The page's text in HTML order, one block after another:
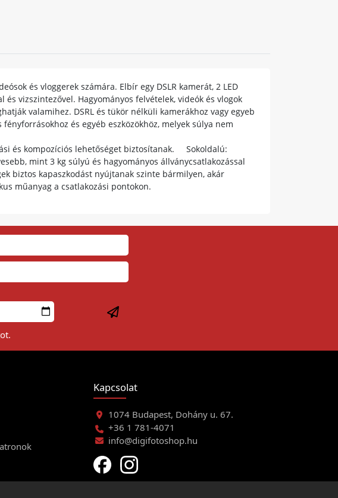
és vloggerek számára. Elbír egy DSLR kamerát, 2 LED
vizszintezővel. Hagyományos felvételek, videók és vlogok
valamihez. DSRL és tükör nélküli kamerákhoz vagy egyeb
és egyéb eszközökhöz, melyek súlya nem
és kompozíciós lehetőséget biztosítanak. Sokoldalú:
mint 3 kg súlyú és hagyományos állványcsatlakozással
kapaszkodást nyújtanak szinte bármilyen, akár
műanyag a csatlakozási pontokon.
ot.
Kapcsolat
1074 Budapest, Dohány u. 67.
+36 1 781-4071
info@digifotoshop.hu